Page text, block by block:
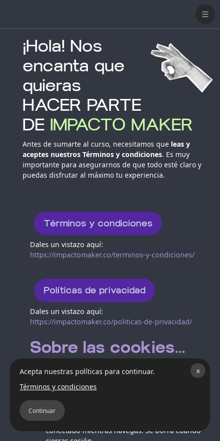
Acepta nuestras políticas para continuar.
Términos y condiciones
Continuar
x
¡Hola! Nos
encanta que
quieras
HACER PARTE
DE IMPACTO MAKER
Antes de sumarte al curso, necesitamos que leas y
aceptes nuestros Términos y condiciones. Es muy
importante para asegurarnos de que todo esté claro y
puedas disfrutar al máximo tu experiencia.
Términos y condiciones
Dales un vistazo aquí:
https://impactomaker.co/terminos-y-condiciones/
Políticas de privacidad
Dales un vistazo aquí:
https://impactomaker.co/politicas-de-privacidad/
Sobre las cookies...
Usamos algunas cookies para mejorar tu experiencia
en la plataforma. Aquí te explicamos cómo
funcionan:
MoodleSession:
conectado mientras navegas. Se borra cuando